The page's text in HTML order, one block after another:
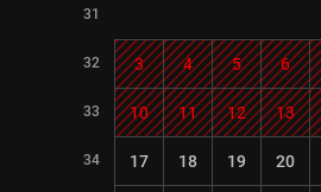
31
32 3 4 5 6
33 10 11 12 13
34 17 18 19 20